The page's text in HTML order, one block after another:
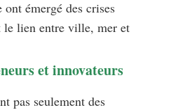
émergé des crises
le lien entre ville, mer et
et innovateurs
pas seulement des